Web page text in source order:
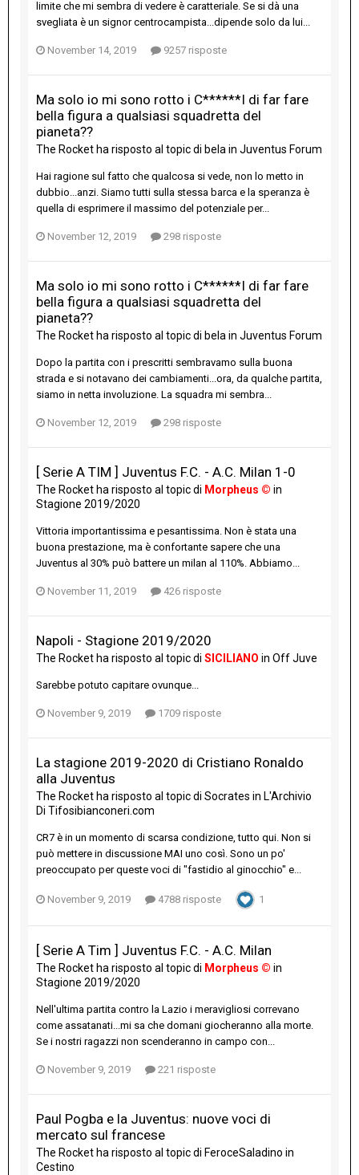
limite che mi sembra di vedere è caratteriale. Se si dà una
svegliata è un signor centrocampista...dipende solo da lui...
November 14, 2019 9257 risposte
Ma solo io mi sono rotto i C******I di far fare
bella figura a qualsiasi squadretta del
pianeta??
The Rocket ha risposto al topic di belain Juventus Forum
Hai ragione sul fatto che qualcosa si vede, non lo metto in
dubbio...anzi. Siamo tutti sulla stessa barca e la speranza è
quella di esprimere il massimo del potenziale per...
November 12, 2019 298 risposte
Ma solo io mi sono rotto i C******I di far fare
bella figura a qualsiasi squadretta del
pianeta??
The Rocket ha risposto al topic di belain Juventus Forum
Dopo la partita con i prescritti sembravamo sulla buona
strada e si notavano dei cambiamenti...ora, da qualche partita,
siamo in netta involuzione. La squadra mi sembra...
November 12, 2019 298 risposte
[ Serie A TIM ] Juventus F.C. - A.C. Milan 1-0
The Rocket ha risposto al topic di Morpheus © in
Stagione 2019/2020
Vittoria importantissima e pesantissima. Non è stata una
buona prestazione, ma è confortante sapere che una
Juventus al 30% può battere un milan al 110%. Abbiamo...
November 11, 2019 426 risposte
Napoli - Stagione 2019/2020
The Rocket ha risposto al topic di SICILIANO in Off Juve
Sarebbe potuto capitare ovunque...
November 9, 2019 1709 risposte
La stagione 2019-2020 di Cristiano Ronaldo
alla Juventus
The Rocket ha risposto al topic di Socrates in L'Archivio
Di Tifosibianconeri.com
CR7 è in un momento di scarsa condizione, tutto qui. Non si
può mettere in discussione MAI uno così. Sono un po'
preoccupato per queste voci di "fastidio al ginocchio" e...
November 9, 2019 4788 risposte 1
[ Serie A Tim ] Juventus F.C. - A.C. Milan
The Rocket ha risposto al topic di Morpheus © in
Stagione 2019/2020
Nell'ultima partita contro la Lazio i meravigliosi correvano
come assatanati...mi sa che domani giocheranno alla morte.
Se i nostri ragazzi non scenderanno in campo con...
November 9, 2019 221 risposte
Paul Pogba e la Juventus: nuove voci di
mercato sul francese
The Rocket ha risposto al topic di FeroceSaladino in
Cestino